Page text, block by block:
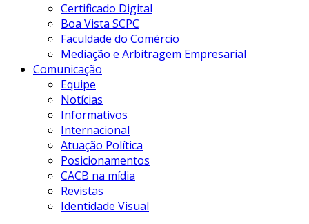
Certificado Digital
Boa Vista SCPC
Faculdade do Comércio
Mediação e Arbitragem Empresarial
Comunicação
Equipe
Notícias
Informativos
Internacional
Atuação Política
Posicionamentos
CACB na mídia
Revistas
Identidade Visual